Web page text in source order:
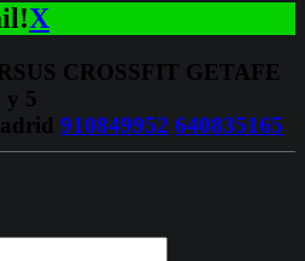
X
CROSSFIT GETAFE
y 5
910849952 640835165